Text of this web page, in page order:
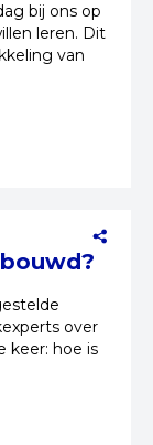
bij ons op
leren. Dit
van
over
keer: hoe is